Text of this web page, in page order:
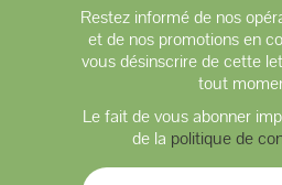
Restez informé de nos
et de nos promotions en
vous désinscrire de cette
tout
Le fait de vous abonner
de la politique de